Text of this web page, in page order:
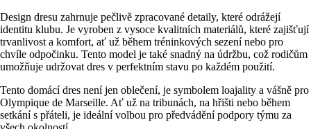
Design dresu zahrnuje pečlivě zpracované detaily, které odrážejí
identitu klubu. Je vyroben z vysoce kvalitních materiálů, které zajišťují
trvanlivost a komfort, ať už během tréninkových sezení nebo pro
chvíle odpočinku. Tento model je také snadný na údržbu, což rodičům
umožňuje udržovat dres v perfektním stavu po každém použití.
Tento domácí dres není jen oblečení, je symbolem loajality a vášně pro
Olympique de Marseille. Ať už na tribunách, na hřišti nebo během
setkání s přáteli, je ideální volbou pro předvádění podpory týmu za